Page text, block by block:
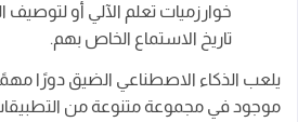
خوارزميات تعلم الآلي أو لتوصيف
تاريخ الاستماع الخاص بهم.
يلعب الذكاء الاصطناعي الضيق دورًا
موجود في مجموعة متنوعة من